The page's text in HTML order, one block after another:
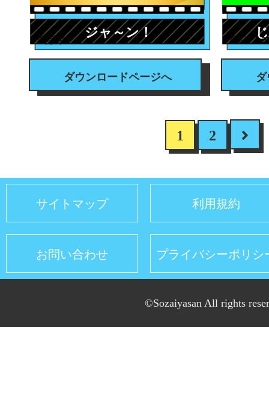
#背景 ジャ～ン！
ダウンロードページへ
#エフ
1 2
サイトマップ 利用規約
お問い合わせ プライバシーポリシ
©Sozaiyasan All rights